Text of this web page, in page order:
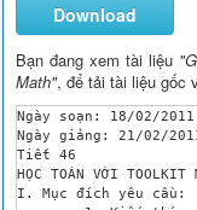
Download
Bạn đang xem tài liệu
Math", để tải tài liệu gốc
Ngày soạn: 18/02/2011
Ngày giảng: 21/02/
Tiết 46
HỌC TOÁN VỚI TOOLKIT
I. Mục đích yêu cầu: